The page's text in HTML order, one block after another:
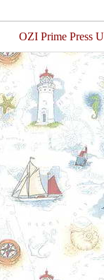
OZI Prime Press